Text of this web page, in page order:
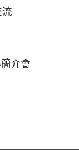
流
介會